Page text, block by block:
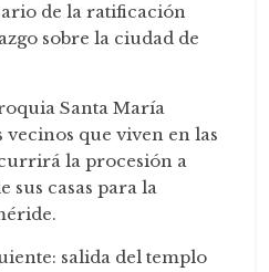
de la ratificación
sobre la ciudad de
Santa María
que viven en las
la procesión a
sus casas para la
salida del templo